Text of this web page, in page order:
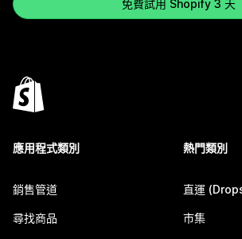
免費試用 Shopify 3 天
應用程式類別
銷售管道
尋找商品
熱門類別
直運
市集